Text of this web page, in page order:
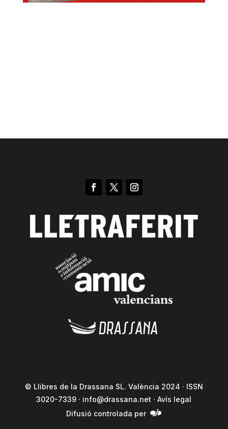
© Llibres de la Drassana SL. València 2024 · ISSN
3020-7339 · info@drassana.net ·Avís legal
Difusió controlada per